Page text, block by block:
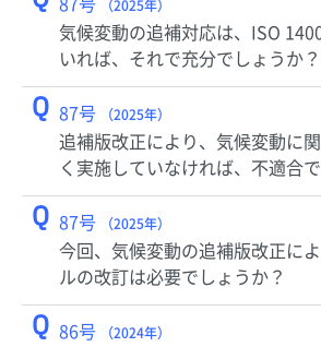
（2025年）
気候変動の追補対応は、ISO
いれば、それで充分でしょうか？
Q 87号 （2025年）
追補版改正により、気候変動に
く実施していなければ、不適合
Q 87号 （2025年）
今回、気候変動の追補版改正に
ルの改訂は必要でしょうか？
Q 86号 （2024年）